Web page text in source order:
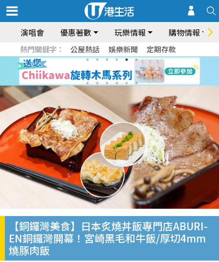
演唱會 優惠著數 玩樂情報 購物情報
熱門關鍵字： 公屋熱話 娛樂新聞 定期存款
【銅鑼灣美食】日本炙燒丼飯專門店ABURI-
EN銅鑼灣開幕！宮崎黑毛和牛飯/厚切4mm
燒豚肉飯